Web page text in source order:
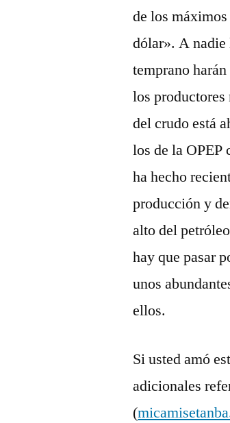
de los
dólar». A nadie
temprano
los
del crudo está
los de la OPEP
ha hecho
producción y
alto del
hay que pasar
unos
ellos.
Si usted amó
adicionales
(